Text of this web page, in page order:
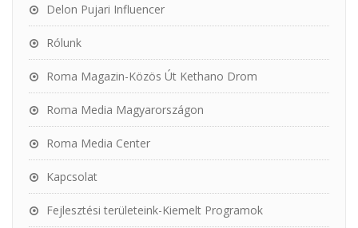
Delon Pujari Influencer
Rólunk
Roma Magazin-Közös Út Kethano Drom
Roma Media Magyarországon
Roma Media Center
Kapcsolat
Fejlesztési területeink-Kiemelt Programok